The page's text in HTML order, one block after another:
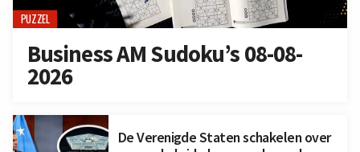
PUZZEL
Business AM Sudoku’s 08-08-
2026
De Verenigde Staten schakelen over